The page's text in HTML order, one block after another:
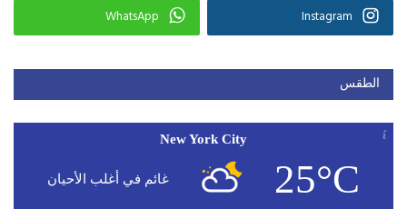
Instagram
WhatsApp
الطقس
New York City
25°C غائم في أغلب الأحيان